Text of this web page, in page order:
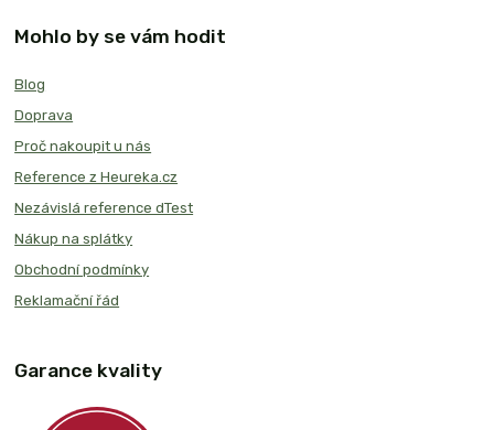
Mohlo by se vám hodit
Blog
Doprava
Proč nakoupit u nás
Reference z Heureka.cz
Nezávislá reference dTest
Nákup na splátky
Obchodní podmínky
Reklamační řád
Garance kvality